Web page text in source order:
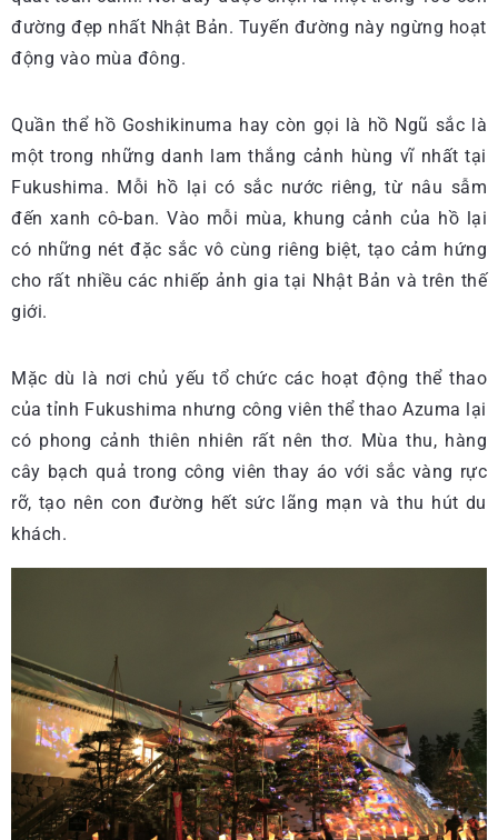
đường đẹp nhất Nhật Bản. Tuyến đường này ngừng hoạt
động vào mùa đông.
Quần thể hồ Goshikinuma hay còn gọi là hồ Ngũ sắc là
một trong những danh lam thắng cảnh hùng vĩ nhất tại
Fukushima. Mỗi hồ lại có sắc nước riêng, từ nâu sẫm
đến xanh cô-ban. Vào mỗi mùa, khung cảnh của hồ lại
có những nét đặc sắc vô cùng riêng biệt, tạo cảm hứng
cho rất nhiều các nhiếp ảnh gia tại Nhật Bản và trên thế
giới.
Mặc dù là nơi chủ yếu tổ chức các hoạt động thể thao
của tỉnh Fukushima nhưng công viên thể thao Azuma lại
có phong cảnh thiên nhiên rất nên thơ. Mùa thu, hàng
cây bạch quả trong công viên thay áo với sắc vàng rực
rỡ, tạo nên con đường hết sức lãng mạn và thu hút du
khách.